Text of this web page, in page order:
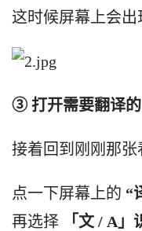
这时候屏幕上会
③ 打开需要翻译
接着回到刚刚那张
点一下屏幕上的 “
再选择
「文 / A」